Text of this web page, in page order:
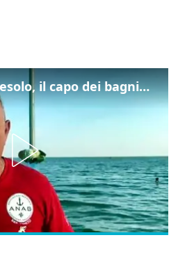
Tuffi dai pontili a Jesolo, il capo dei bagnini: "L'impegno di tutti per evitare altre tragedie"